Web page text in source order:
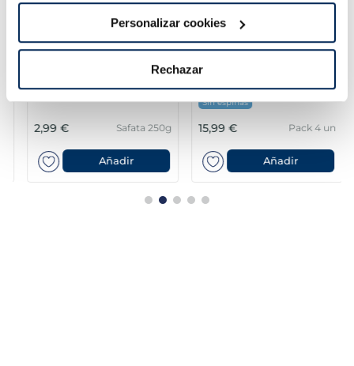
Personalizar cookies
Rechazar
2,99 € Safata 250g
Añadir
Lloms de lluç austral
Sin espinas
15,99 € Pack 4 un
Añadir